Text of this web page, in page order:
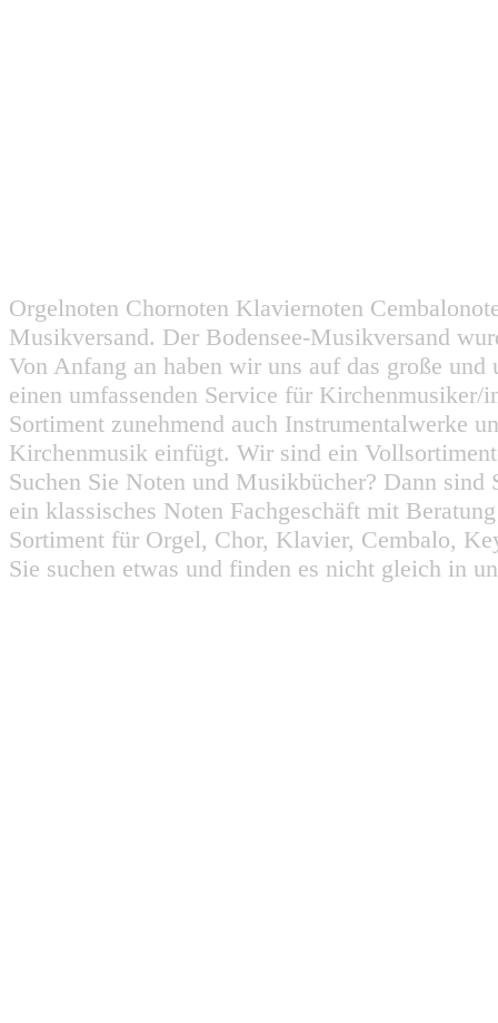
Orgelnoten Chornoten Klaviernoten
Musikversand. Der Bodensee-Musikversand
Von Anfang an haben wir uns auf das große
einen umfassenden Service für
Sortiment zunehmend auch Instrumentalwerke
Kirchenmusik einfügt. Wir sind ein
Suchen Sie Noten und Musikbücher? Dann
ein klassisches Noten Fachgeschäft mit
Sortiment für Orgel, Chor, Klavier, Cembalo,
Sie suchen etwas und finden es nicht gleich in